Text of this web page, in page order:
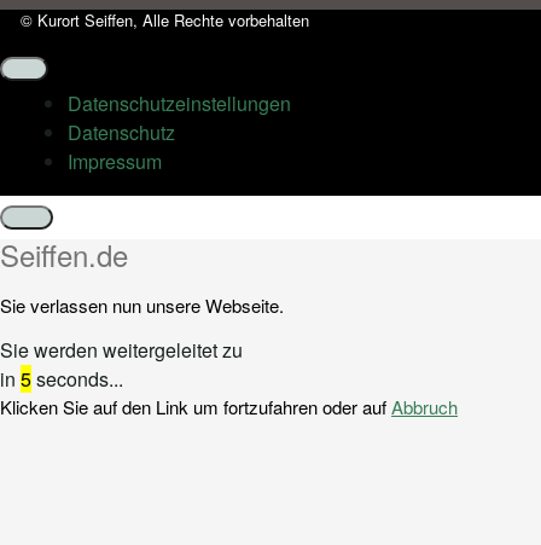
© Kurort Seiffen, Alle Rechte vorbehalten
Datenschutz­einstellungen
Datenschutz
Impressum
Schließen
Seiffen.de
Sie verlassen nun unsere Webseite.
Sie werden weitergeleitet zu
in 5seconds...
Klicken Sie auf den Link um fortzufahren oder aufAbbruch